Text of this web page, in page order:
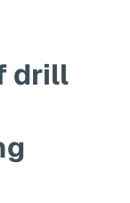
drill